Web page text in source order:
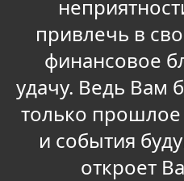
привлечь в
финансовое
удачу. Ведь Вам
только
и события
откроет